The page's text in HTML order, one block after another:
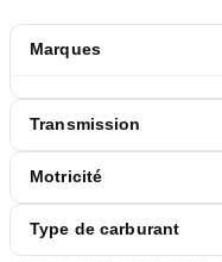
Marques
Transmission
Motricité
Type de carburant